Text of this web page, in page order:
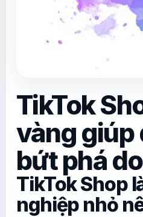
TikTok
vàng giúp
bứt phá
TikTok Shop
nghiệp nhỏ